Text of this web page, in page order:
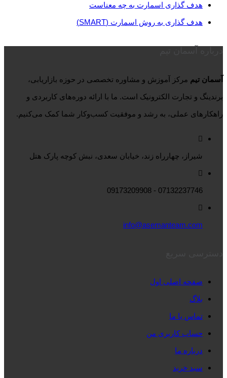
هدف گذاری اسمارت به چه معناست
هدف گذاری به روش اسمارت (SMART)
آسمان تیم مرکز آموزش و مشاوره تخصصی در حوزه بازاریابی،
برندینگ و تجارت الکترونیک است. ما با ارائه دوره‌های کاربردی و
راهکارهای عملی، به رشد و موفقیت کسب‌وکار شما کمک می‌کنیم.
شیراز، چهارراه زند، خیابان سعدی، نبش کوچه پارک هتل
07132237746 - 09173209908
info@asemanteam.com
صفحه اصلی اول
بلاگ
تماس با ما
حساب کاربری من
درباره ما
سبد خرید